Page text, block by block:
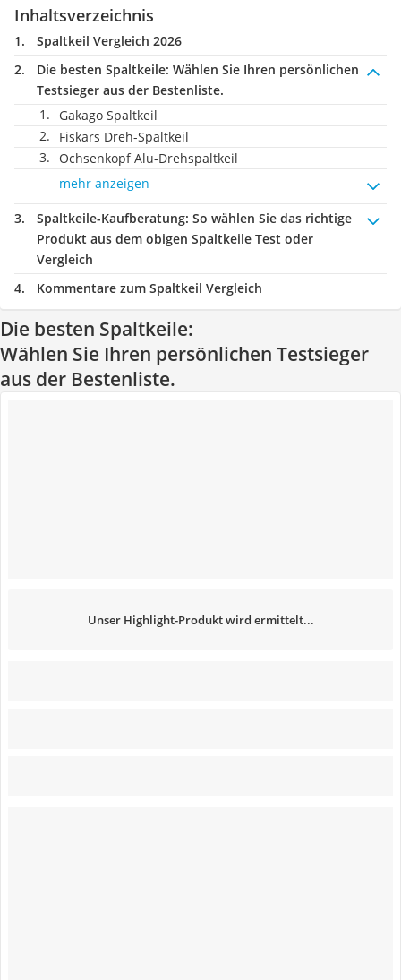
Inhaltsverzeichnis
Spaltkeil Vergleich 2026
Die besten Spaltkeile: Wählen Sie Ihren persönlichen
Testsieger aus der Bestenliste.
Gakago Spaltkeil
Fiskars Dreh-Spaltkeil
Ochsenkopf Alu-Drehspaltkeil
mehr anzeigen
Spaltkeile-Kaufberatung: So wählen Sie das richtige
Produkt aus dem obigen Spaltkeile Test oder
Vergleich
Kommentare zum Spaltkeil Vergleich
Die besten Spaltkeile:
Wählen Sie Ihren persönlichen Testsieger
aus der Bestenliste.
Unser Highlight-Produkt wird ermittelt...